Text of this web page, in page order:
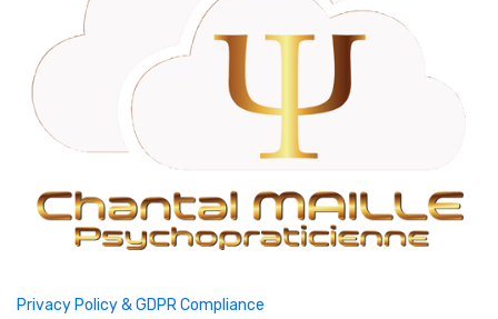
Privacy Policy & GDPR Compliance